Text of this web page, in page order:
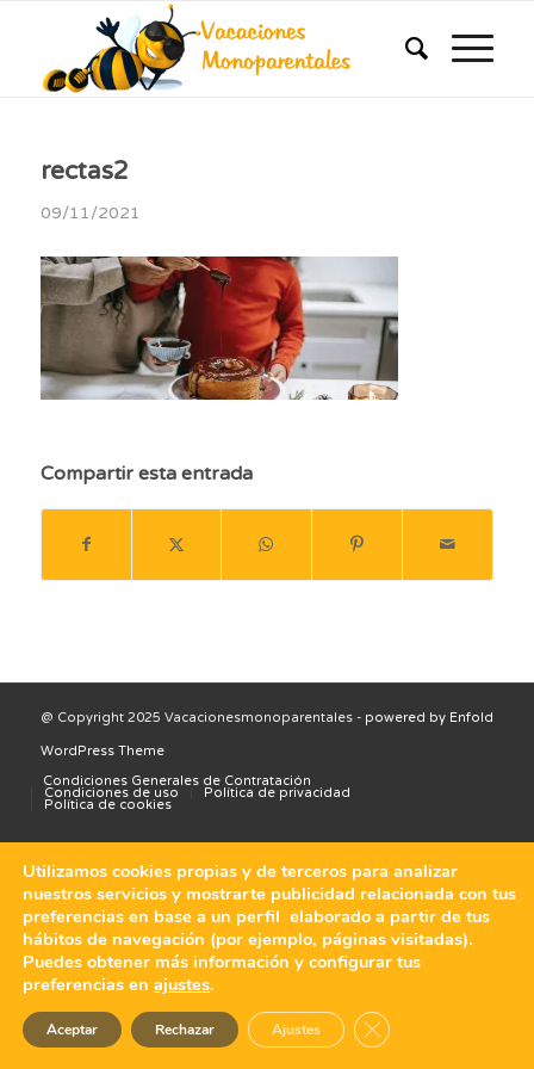
rectas2
09/11/2021
Compartir esta entrada
@ Copyright 2025 Vacacionesmonoparentales - powered by Enfold
WordPress Theme
Condiciones Generales de Contratación
Condiciones de uso Política de privacidad
Política de cookies
Utilizamos cookies propias y de terceros para analizar
nuestros servicios y mostrarte publicidad relacionada con tus
preferencias en base a un perfil elaborado a partir de tus
hábitos de navegación (por ejemplo, páginas visitadas).
Puedes obtener más información y configurar tus
preferencias en ajustes.
Aceptar Rechazar Ajustes Cerrar el banner de